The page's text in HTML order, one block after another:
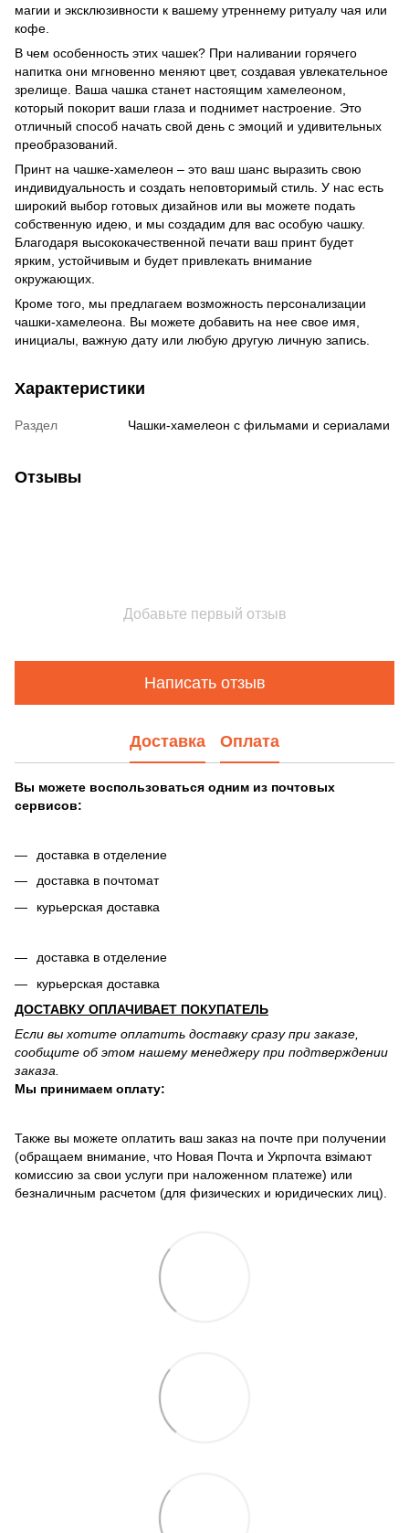
магии и эксклюзивности к вашему утреннему ритуалу чая или
кофе.
В чем особенность этих чашек? При наливании горячего
напитка они мгновенно меняют цвет, создавая увлекательное
зрелище. Ваша чашка станет настоящим хамелеоном,
который покорит ваши глаза и поднимет настроение. Это
отличный способ начать свой день с эмоций и удивительных
преобразований.
Принт на чашке-хамелеон – это ваш шанс выразить свою
индивидуальность и создать неповторимый стиль. У нас есть
широкий выбор готовых дизайнов или вы можете подать
собственную идею, и мы создадим для вас особую чашку.
Благодаря высококачественной печати ваш принт будет
ярким, устойчивым и будет привлекать внимание
окружающих.
Кроме того, мы предлагаем возможность персонализации
чашки-хамелеона. Вы можете добавить на нее свое имя,
инициалы, важную дату или любую другую личную запись.
Характеристики
Раздел Чашки-хамелеон с фильмами и сериалами
Отзывы
Добавьте первый отзыв
Написать отзыв
Доставка Оплата
Вы можете воспользоваться одним из почтовых
сервисов:
доставка в отделение
доставка в почтомат
курьерская доставка
доставка в отделение
курьерская доставка
ДОСТАВКУ ОПЛАЧИВАЕТ ПОКУПАТЕЛЬ
Если вы хотите оплатить доставку сразу при заказе,
сообщите об этом нашему менеджеру при подтверждении
заказа.
Мы принимаем оплату:
Также вы можете оплатить ваш заказ на почте при получении
(обращаем внимание, что Новая Почта и Укрпочта взімают
комиссию за свои услуги при наложенном платеже) или
безналичным расчетом (для физических и юридических лиц).